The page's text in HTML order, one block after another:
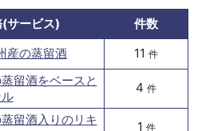
サービス)
件数
産の蒸留酒
11 件
留酒をベースと
4 件
留酒入りのリキ
1 件